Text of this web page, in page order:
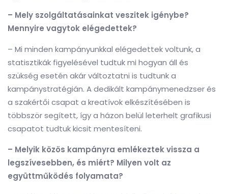
– Mely szolgáltatásainkat veszitek igénybe?
Mennyire vagytok elégedettek?
– Mi minden kampányunkkal elégedettek voltunk, a
statisztikák figyelésével tudtuk mi hogyan áll és
szükség esetén akár változtatni is tudtunk a
kampánystratégián. A dedikált kampánymenedzser és
a szakértői csapat a kreatívok elkészítésében is
többször segített, így a házon belül leterhelt grafikusi
csapatot tudtuk kicsit mentesíteni.
– Melyik közös kampányra emlékeztek vissza a
legszívesebben, és miért? Milyen volt az
együttműködés folyamata?